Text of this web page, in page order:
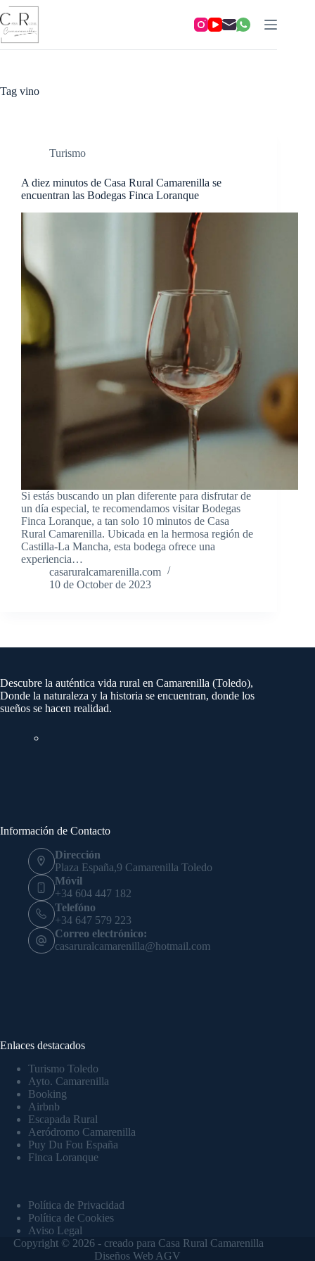
Skip
to
content
Tag vino
Turismo
A diez minutos de Casa Rural Camarenilla se
encuentran las Bodegas Finca Loranque
Si estás buscando un plan diferente para disfrutar de
un día especial, te recomendamos visitar Bodegas
Finca Loranque, a tan solo 10 minutos de Casa
Rural Camarenilla. Ubicada en la hermosa región de
Castilla-La Mancha, esta bodega ofrece una
experiencia…
casaruralcamarenilla.com
10 de October de 2023
Descubre la auténtica vida rural en Camarenilla (Toledo),
Donde la naturaleza y la historia se encuentran, donde los
sueños se hacen realidad.
Información de Contacto
Dirección
Plaza España,9 Camarenilla Toledo
Móvil
+34 604 447 182
Telefóno
+34 647 579 223
Correo electrónico:
casaruralcamarenilla@hotmail.com
Enlaces destacados
Turismo Toledo
Ayto. Camarenilla
Booking
Airbnb
Escapada Rural
Aeródromo Camarenilla
Puy Du Fou España
Finca Loranque
Política de Privacidad
Política de Cookies
Aviso Legal
Copyright © 2026 - creado para Casa Rural Camarenilla
Diseños Web AGV